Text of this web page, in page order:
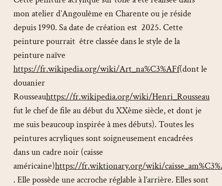
mon atelier d’Angoulême en Charente ou je réside
depuis 1990. Sa date de création est 2025. Cette
peinture pourrait être classée dans le style de la
peinture naïve
https://fr.wikipedia.org/wiki/Art_na%C3%AFf(dont le
douanier
Rousseauhttps://fr.wikipedia.org/wiki/Henri_Rousseau
fut le chef de file au début du XXème siècle, et dont je
me suis beaucoup inspirée à mes débuts). Toutes les
peintures acryliques sont soigneusement encadrées
dans un cadre noir (caisse
américaine)https://fr.wiktionary.org/wiki/
. Elle possède une accroche réglable à l’arrière. Elles sont